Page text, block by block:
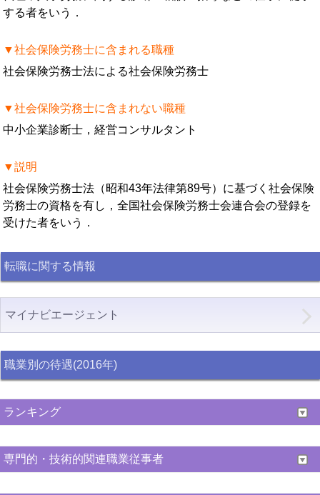
する者をいう．
▼社会保険労務士に含まれる職種
社会保険労務士法による社会保険労務士
▼社会保険労務士に含まれない職種
中小企業診断士，経営コンサルタント
▼説明
社会保険労務士法（昭和43年法律第89号）に基づく社会保険
労務士の資格を有し，全国社会保険労務士会連合会の登録を
受けた者をいう．
転職に関する情報
マイナビエージェント
職業別の待遇(2016年)
ランキング
専門的・技術的関連職業従事者